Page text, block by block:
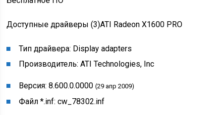
Доступные драйверы (3)ATI Radeon X1600 PRO
Тип драйвера: Display adapters
Производитель:ATI Technologies, Inc
Версия: 8.600.0.0000(29 апр 2009)
Файл *.inf: cw_78302.inf